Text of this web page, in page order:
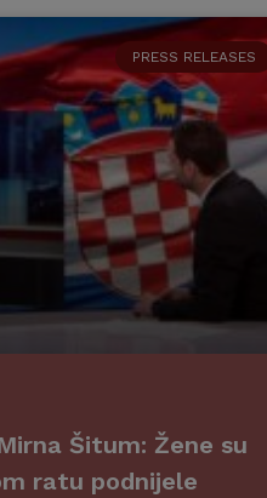
PRESS RELEASES
Šitum: Žene su
ratu podnijele